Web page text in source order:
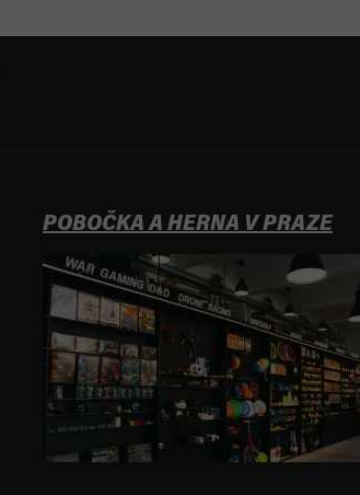
POBOČKA A HERNA V PRAZE